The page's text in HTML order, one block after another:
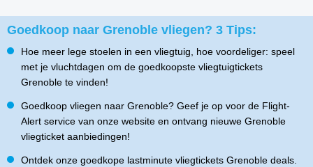
Goedkoop naar Grenoble vliegen? 3 Tips:
Hoe meer lege stoelen in een vliegtuig, hoe voordeliger: speel
met je vluchtdagen om de goedkoopste vliegtuigtickets
Grenoble te vinden!
Goedkoop vliegen naar Grenoble? Geef je op voor de Flight-
Alert service van onze website en ontvang nieuwe Grenoble
vliegticket aanbiedingen!
Ontdek onze goedkope lastminute vliegtickets Grenoble deals.